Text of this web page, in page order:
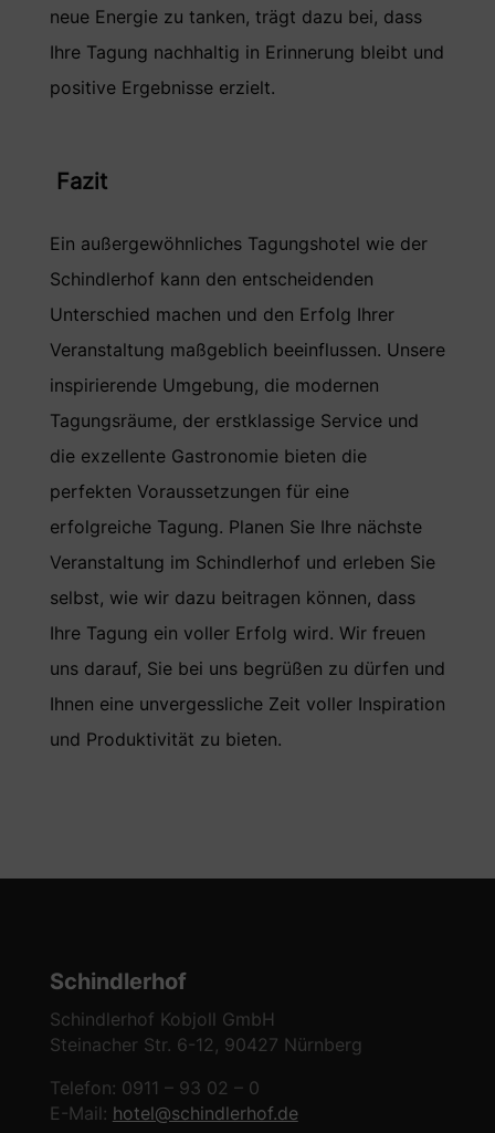
neue Energie zu tanken, trägt dazu bei, dass
Ihre Tagung nachhaltig in Erinnerung bleibt und
positive Ergebnisse erzielt.
Fazit
Ein außergewöhnliches Tagungshotel wie der
Schindlerhof kann den entscheidenden
Unterschied machen und den Erfolg Ihrer
Veranstaltung maßgeblich beeinflussen. Unsere
inspirierende Umgebung, die modernen
Tagungsräume, der erstklassige Service und
die exzellente Gastronomie bieten die
perfekten Voraussetzungen für eine
erfolgreiche Tagung. Planen Sie Ihre nächste
Veranstaltung im Schindlerhof und erleben Sie
selbst, wie wir dazu beitragen können, dass
Ihre Tagung ein voller Erfolg wird. Wir freuen
uns darauf, Sie bei uns begrüßen zu dürfen und
Ihnen eine unvergessliche Zeit voller Inspiration
und Produktivität zu bieten.
Schindlerhof
Schindlerhof Kobjoll GmbH
Steinacher Str. 6-12, 90427 Nürnberg
Telefon: 0911 – 93 02 – 0
E-Mail: hotel@schindlerhof.de